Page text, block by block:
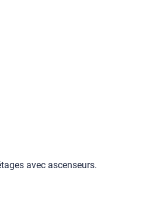
avec ascenseurs.